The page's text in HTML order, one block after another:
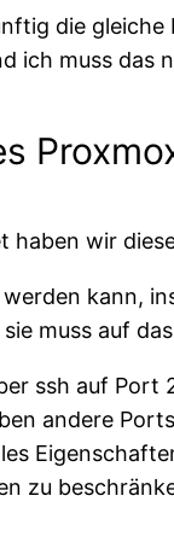
die
ich muss das
wir
kann,
muss auf
ssh auf
andere
zu